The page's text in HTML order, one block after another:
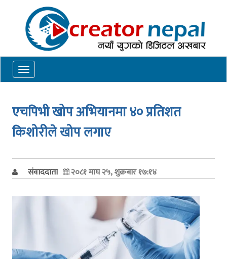
Toggle
navigation
एचपिभी खोप अभियानमा ४० प्रतिशत
किशोरीले खोप लगाए
संवाददाता २०८१ माघ २५, शुक्रबार १७:१४